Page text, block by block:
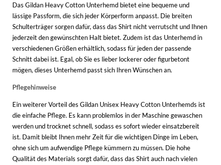
Das Gildan Heavy Cotton Unterhemd bietet eine bequeme und
lässige Passform, die sich jeder Körperform anpasst. Die breiten
Schulterträger sorgen dafür, dass das Shirt nicht verrutscht und Ihnen
jederzeit den gewünschten Halt bietet. Zudem ist das Unterhemd in
verschiedenen Größen erhältlich, sodass für jeden der passende
Schnitt dabei ist. Egal, ob Sie es lieber lockerer oder figurbetont
mögen, dieses Unterhemd passt sich Ihren Wünschen an.
Pflegehinweise
Ein weiterer Vorteil des Gildan Unisex Heavy Cotton Unterhemds ist
die einfache Pflege. Es kann problemlos in der Maschine gewaschen
werden und trocknet schnell, sodass es sofort wieder einsatzbereit
ist. Damit bleibt Ihnen mehr Zeit für die wichtigen Dinge im Leben,
ohne sich um aufwendige Pflege kümmern zu müssen. Die hohe
Qualität des Materials sorgt dafür, dass das Shirt auch nach vielen